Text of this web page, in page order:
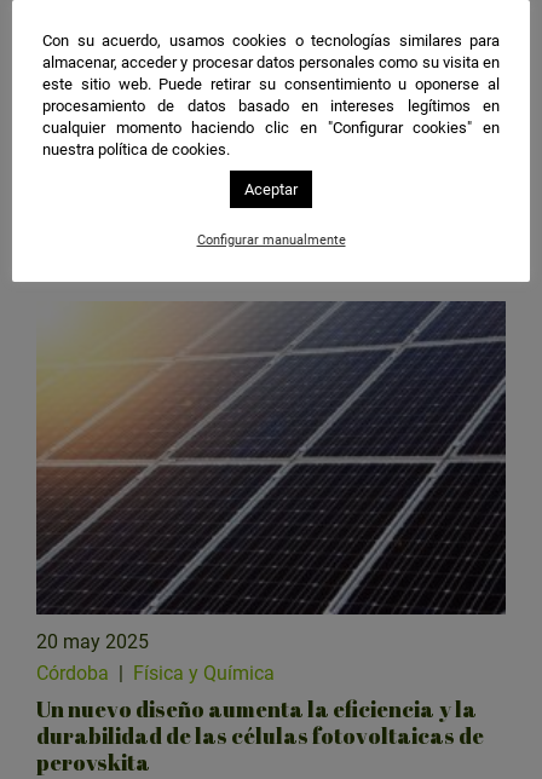
21 may 2025
Sevilla | Ingenierías
La US, reconocida como ‘Innovador Clave’ en
un proyecto europeo pionero de
almacenamiento energético
20 may 2025
Córdoba | Física y Química
Un nuevo diseño aumenta la eficiencia y la
durabilidad de las células fotovoltaicas de
perovskita
Con su acuerdo, usamos cookies o tecnologías similares para
almacenar, acceder y procesar datos personales como su visita en
este sitio web. Puede retirar su consentimiento u oponerse al
procesamiento de datos basado en intereses legítimos en
cualquier momento haciendo clic en "Configurar cookies" en
nuestra política de cookies.
Aceptar
Configurar manualmente